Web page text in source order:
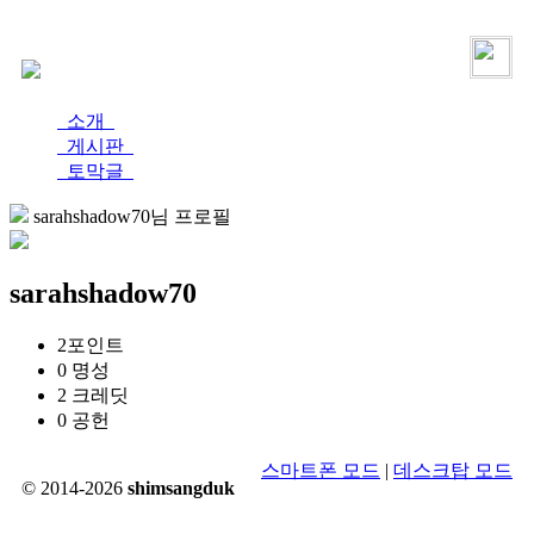
소개
게시판
토막글
sarahshadow70님 프로필
sarahshadow70
2포인트
0 명성
2 크레딧
0 공헌
© 2014-2026 shimsangduk
스마트폰 모드 | 데스크탑 모드